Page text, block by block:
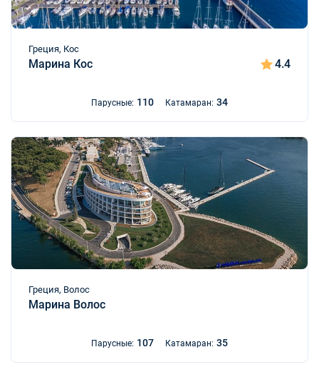
Греция, Кос
Марина Кос 4.4
Парусные: 110 Катамаран: 34
Греция, Волос
Марина Волос
Парусные: 107 Катамаран: 35